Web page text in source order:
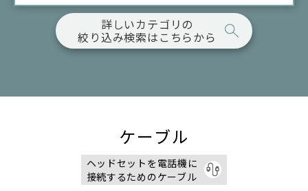
詳しいカテゴリの
絞り込み検索はこちらから
ケーブル
ヘッドセットを電話機に
接続するためのケーブル